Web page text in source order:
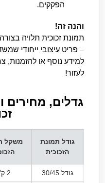
הפקקים.
והנה זה!
תמונת זכוכית תלויה
– פריט עיצובי ייחודי
למידע נוסף או להזמנות,
לעזור!
גדלים, מחירים
גודל תמונת
הזכוכית
משקל
גודל 30/45 2 ק"ג